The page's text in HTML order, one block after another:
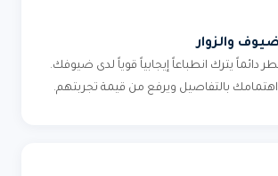
والزوار
دائماً يترك انطباعاً إيجابياً قوياً لدى ضيوفك.
بالتفاصيل ويرفع من قيمة تجربتهم.